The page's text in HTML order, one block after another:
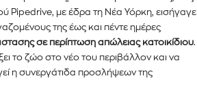
Pipedrive, με έδρα τη Νέα Υόρκη, εισήγαγε
της έως και πέντε ημέρες
σε περίπτωση απώλειας κατοικίδιου.
το ζώο στο νέο του περιβάλλον και να
η συνεργάτιδα προσλήψεων της